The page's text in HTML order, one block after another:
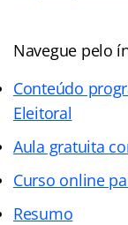
Navegue pelo
Conteúdo
Eleitoral
Aula gratuita
Curso online
Resumo